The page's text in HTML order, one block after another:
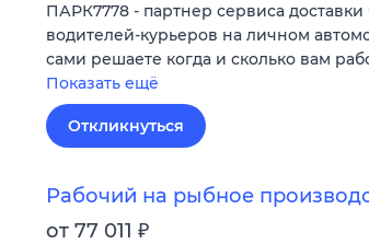
ПАРК7778 - партнер сервиса
водителей-курьеров на личном
сами решаете когда и сколько вам
Показать ещё
Откликнуться
Рабочий на рыбное
от 77 011 ₽